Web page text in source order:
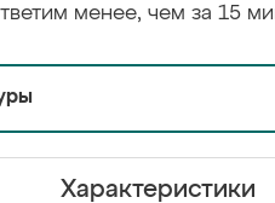
менее, чем за 15
Характеристики